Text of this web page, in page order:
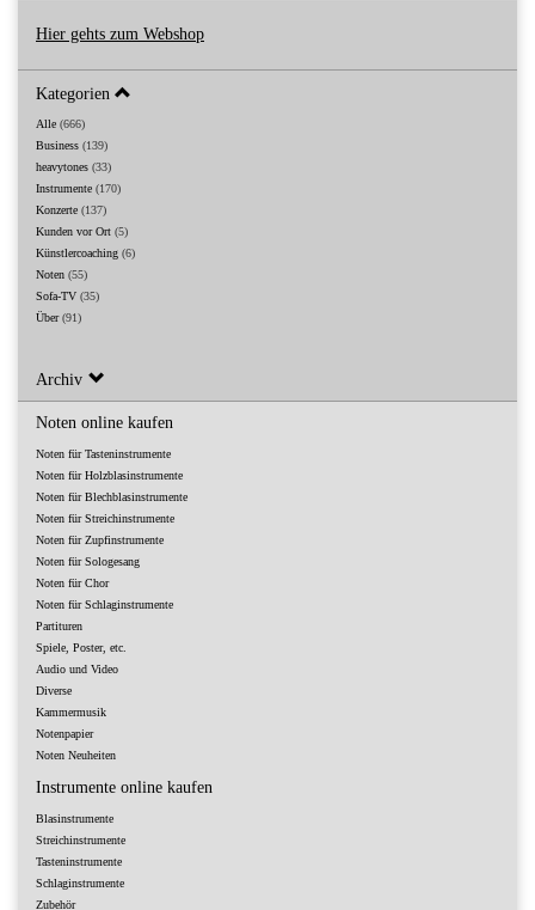
Hier gehts zum Webshop
Kategorien
Alle (666)
Business (139)
heavytones (33)
Instrumente (170)
Konzerte (137)
Kunden vor Ort (5)
Künstlercoaching (6)
Noten (55)
Sofa-TV (35)
Über(91)
Archiv
Noten online kaufen
Noten für Tasteninstrumente
Noten für Holzblasinstrumente
Noten für Blechblasinstrumente
Noten für Streichinstrumente
Noten für Zupfinstrumente
Noten für Sologesang
Noten für Chor
Noten für Schlaginstrumente
Partituren
Spiele, Poster, etc.
Audio und Video
Diverse
Kammermusik
Notenpapier
Noten Neuheiten
Instrumente online kaufen
Blasinstrumente
Streichinstrumente
Tasteninstrumente
Schlaginstrumente
Zubehör